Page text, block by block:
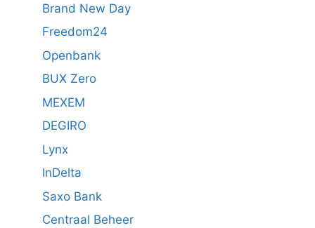
Brand New Day
Freedom24
Openbank
BUX Zero
MEXEM
DEGIRO
Lynx
InDelta
Saxo Bank
Centraal Beheer